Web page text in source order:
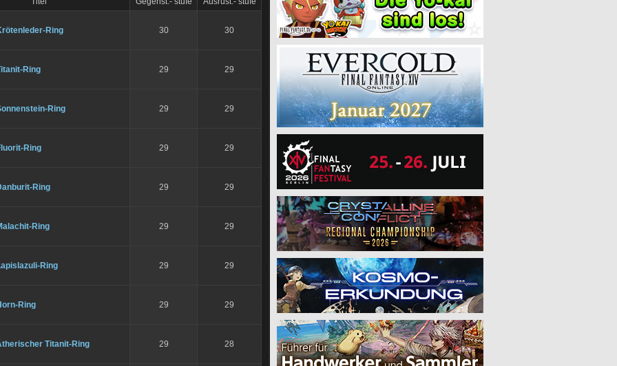
Ring 30 30
Ring 29 29
Ring 29 29
Ring 29 29
Ring 29 29
Ring 29 29
Ring 29 29
Ring 29 29
Titanit-Ring 29 28